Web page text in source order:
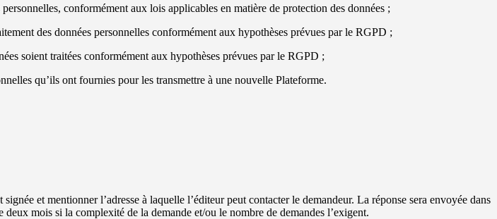
conformément aux lois applicables en matière de protection des données ;
des données personnelles conformément aux hypothèses prévues par le RGPD ;
soient traitées conformément aux hypothèses prévues par le RGPD ;
qu’ils ont fournies pour les transmettre à une nouvelle Plateforme.
et mentionner l’adresse à laquelle l’éditeur peut contacter le demandeur. La réponse sera envoyée dans
mois si la complexité de la demande et/ou le nombre de demandes l’exigent.